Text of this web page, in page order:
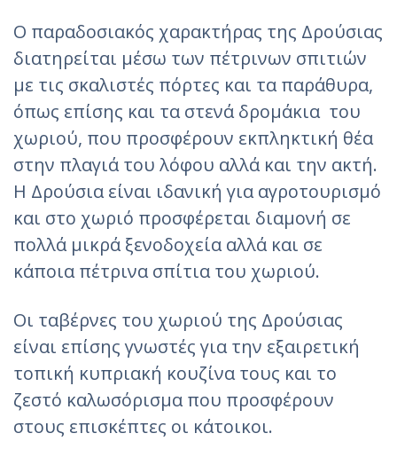
Ο παραδοσιακός χαρακτήρας της Δρούσιας
διατηρείται μέσω των πέτρινων σπιτιών
με τις σκαλιστές πόρτες και τα παράθυρα,
όπως επίσης και τα στενά δρομάκια του
χωριού, που προσφέρουν εκπληκτική θέα
στην πλαγιά του λόφου αλλά και την ακτή.
Η Δρούσια είναι ιδανική για αγροτουρισμό
και στο χωριό προσφέρεται διαμονή σε
πολλά μικρά ξενοδοχεία αλλά και σε
κάποια πέτρινα σπίτια του χωριού.
Οι ταβέρνες του χωριού της Δρούσιας
είναι επίσης γνωστές για την εξαιρετική
τοπική κυπριακή κουζίνα τους και το
ζεστό καλωσόρισμα που προσφέρουν
στους επισκέπτες οι κάτοικοι.